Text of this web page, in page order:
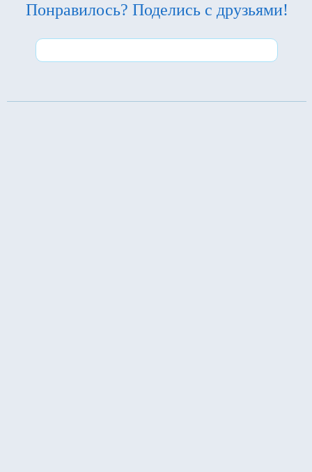
Понравилось? Поделись с друзьями!